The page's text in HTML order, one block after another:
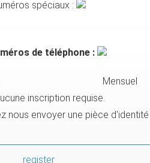
spéciaux :
de téléphone :
Mensuel
inscription requise.
nous envoyer une pièce
register